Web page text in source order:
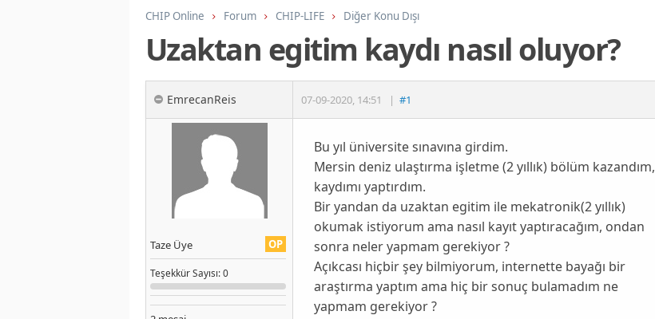
CHIP Online Forum CHIP-LIFE Diğer Konu Dışı
Uzaktan egitim kaydı nasıl oluyor?
EmrecanReis 07-09-2020, 14:51 | #1
OP
Taze Üye
TeşekkürSayısı: 0
Bu yıl üniversite sınavına girdim.
Mersin deniz ulaştırma işletme (2 yıllık) bölüm kazandım,
kaydımı yaptırdım.
Bir yandan da uzaktan egitim ile mekatronik(2 yıllık)
okumak istiyorum ama nasıl kayıt yaptıracağım, ondan
sonra neler yapmam gerekiyor ?
Açıkcası hiçbir şey bilmiyorum, internette bayağı bir
araştırma yaptım ama hiç bir sonuç bulamadım ne
yapmam gerekiyor ?